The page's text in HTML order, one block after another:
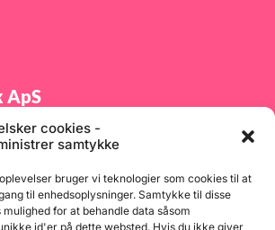
cookies -
samtykke
bruger vi teknologier som cookies til at
til enhedsoplysninger. Samtykke til disse
for at behandle data såsom
id'er på dette websted. Hvis du ikke giver
ApS
nyhedsbrev og modtag gode tilbud
produktnyheder direkte i din